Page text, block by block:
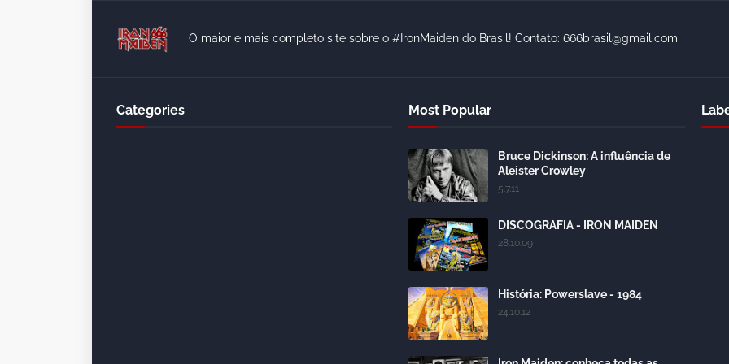
O maior e mais completo site sobre o #IronMaiden do Brasil! Contato: 666brasil@gmail.com
Categories Most Popular
Bruce Dickinson: A influência de
Aleister Crowley
5.7.11
DISCOGRAFIA - IRON MAIDEN
28.10.09
História: Powerslave - 1984
24.10.12